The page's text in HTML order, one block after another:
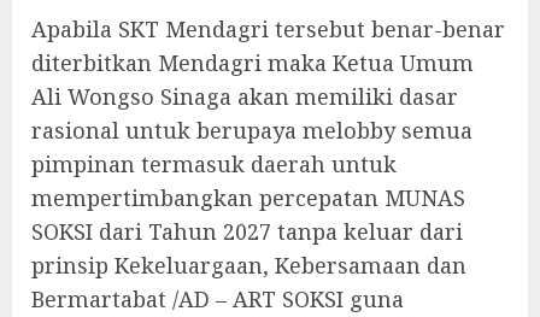
Apabila SKT Mendagri tersebut benar-benar
diterbitkan Mendagri maka Ketua Umum
Ali Wongso Sinaga akan memiliki dasar
rasional untuk berupaya melobby semua
pimpinan termasuk daerah untuk
mempertimbangkan percepatan MUNAS
SOKSI dari Tahun 2027 tanpa keluar dari
prinsip Kekeluargaan, Kebersamaan dan
Bermartabat /AD – ART SOKSI guna